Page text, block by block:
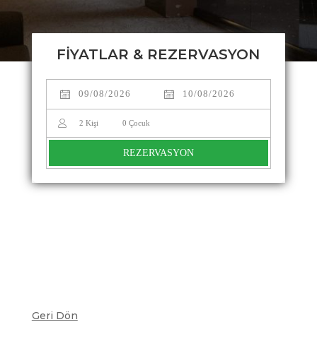
FİYATLAR & REZERVASYON
2 Kişi 0 Çocuk
REZERVASYON
Geri Dön